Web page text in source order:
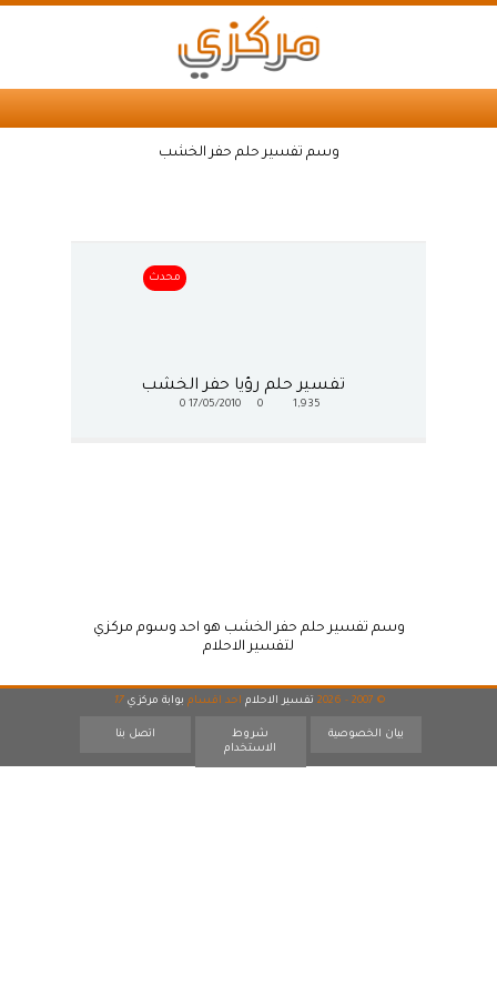
وسم تفسير حلم حفر الخشب
محدث
تفسير حلم رؤيا حفر الخشب
1,935
0
17/05/2010
0
وسم تفسير حلم حفر الخشب هو احد وسوم مركزي
لتفسير الاحلام
© 2007 - 2026 تفسير الاحلام احد اقسام بوابة مركزي 17
بيان الخصوصية
شروط
الاستخدام
اتصل بنا